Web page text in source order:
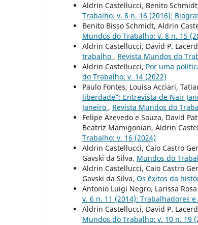
Aldrin Castellucci, Benito
Trabalho: v. 8 n. 16 (2016):
Benito Bisso Schmidt, Aldrin
Mundos do Trabalho: v. 8 n. 15
Aldrin Castellucci, David P.
trabalho , Revista Mundos do
Aldrin Castellucci, Por uma
do Trabalho: v. 14 (2022)
Paulo Fontes, Louisa Acciari,
liberdade”: Entrevista de Nair
Janeiro , Revista Mundos do
Felipe Azevedo e Souza, David
Beatriz Mamigonian, Aldrin
Trabalho: v. 16 (2024)
Aldrin Castellucci, Caio Castro
Gavski da Silva, Mundos do
Aldrin Castellucci, Caio Castro
Gavski da Silva, Os êxitos da
Antonio Luigi Negro, Larissa
v. 6 n. 11 (2014): Trabalhadores
Aldrin Castellucci, David P.
Mundos do Trabalho: v. 10 n. 19